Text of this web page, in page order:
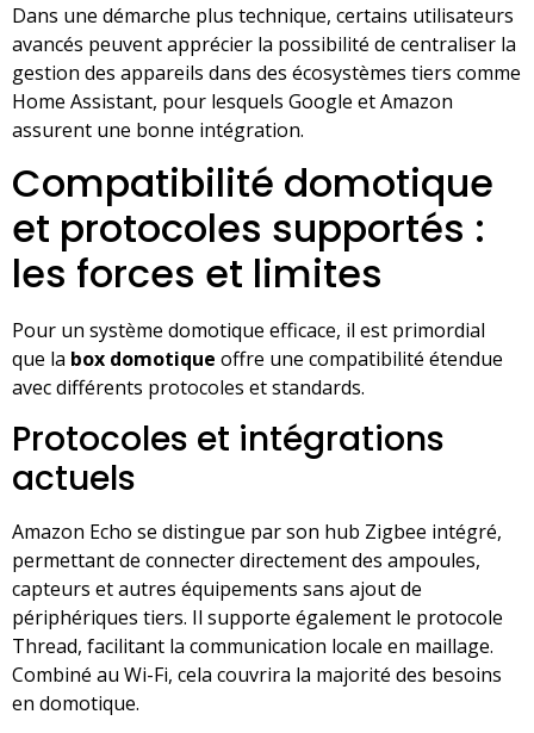
Dans une démarche plus technique, certains utilisateurs
avancés peuvent apprécier la possibilité de centraliser la
gestion des appareils dans des écosystèmes tiers comme
Home Assistant, pour lesquels Google et Amazon
assurent une bonne intégration.
Compatibilité domotique
et protocoles supportés :
les forces et limites
Pour un système domotique efficace, il est primordial
que la box domotique offre une compatibilité étendue
avec différents protocoles et standards.
Protocoles et intégrations
actuels
Amazon Echo se distingue par son hub Zigbee intégré,
permettant de connecter directement des ampoules,
capteurs et autres équipements sans ajout de
périphériques tiers. Il supporte également le protocole
Thread, facilitant la communication locale en maillage.
Combiné au Wi-Fi, cela couvrira la majorité des besoins
en domotique.